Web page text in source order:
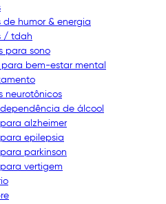
de humor & energia
/ tdah
para sono
para bem-estar mental
neurotônicos
de álcool
alzheimer
epilepsia
parkinson
vertigem